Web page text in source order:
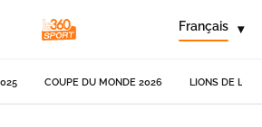
Français ▾
COUPE DU MONDE 2026 LIONS DE